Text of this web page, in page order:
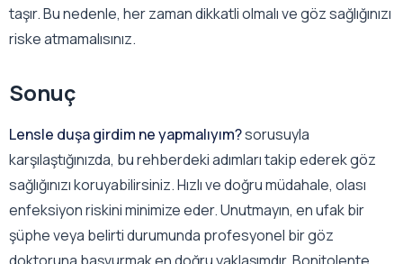
taşır. Bu nedenle, her zaman dikkatli olmalı ve göz sağlığınızı
riske atmamalısınız.
Sonuç
Lensle duşa girdim ne yapmalıyım?sorusuyla
karşılaştığınızda, bu rehberdeki adımları takip ederek göz
sağlığınızı koruyabilirsiniz. Hızlı ve doğru müdahale, olası
enfeksiyon riskini minimize eder. Unutmayın, en ufak bir
şüphe veya belirti durumunda profesyonel bir göz